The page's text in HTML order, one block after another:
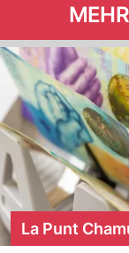
La Punt